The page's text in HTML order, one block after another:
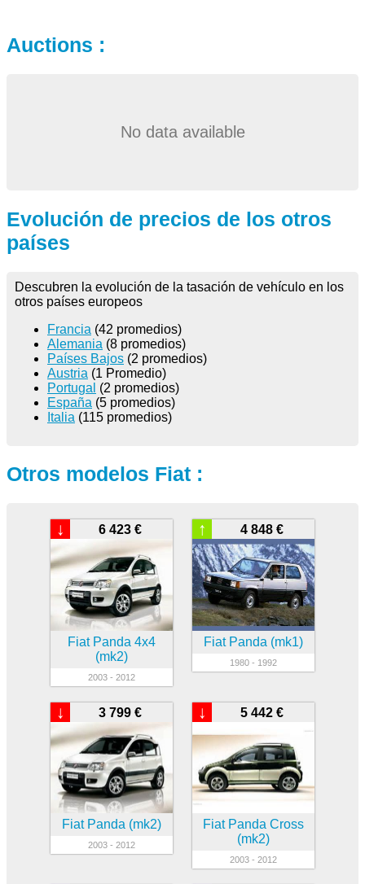
Auctions :
No data available
Evolución de precios de los otros
países
Descubren la evolución de la tasación de vehículo en los
otros países europeos
Francia (42 promedios)
Alemania (8 promedios)
Países Bajos (2 promedios)
Austria (1 Promedio)
Portugal (2 promedios)
España (5 promedios)
Italia (115 promedios)
Otros modelos Fiat :
6 423 €
↓
Fiat Panda 4x4
(mk2)
2003 - 2012
4 848 €
↑
Fiat Panda (mk1)
1980 - 1992
3 799 €
↓
Fiat Panda (mk2)
2003 - 2012
5 442 €
↓
Fiat Panda Cross
(mk2)
2003 - 2012